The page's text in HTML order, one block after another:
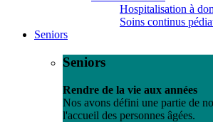
Hospitalisation à
Soins continus
Seniors
Seniors
Rendre de la vie aux années
Nos avons défini une partie de
l'accueil des personnes âgées.